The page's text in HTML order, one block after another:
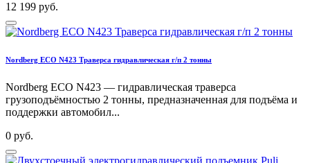
12 199 руб.
Nordberg ECO N423 Траверса гидравлическая г/п 2 тонны
Nordberg ECO N423 — гидравлическая траверса
грузоподъёмностью 2 тонны, предназначенная для подъёма и
поддержки автомобил...
0 руб.